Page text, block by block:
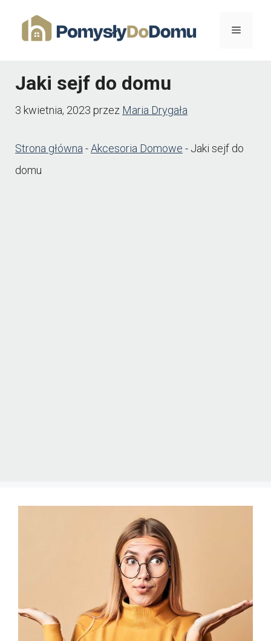
Menu
Jaki sejf do domu
3 kwietnia, 2023 przez Maria Drygała
Strona główna -Akcesoria Domowe - Jaki sejf do
domu